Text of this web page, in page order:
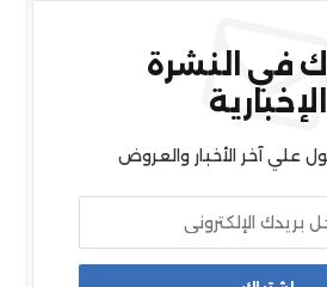
في النشرة
الإخبارية
علي آخر الأخبار والعروض